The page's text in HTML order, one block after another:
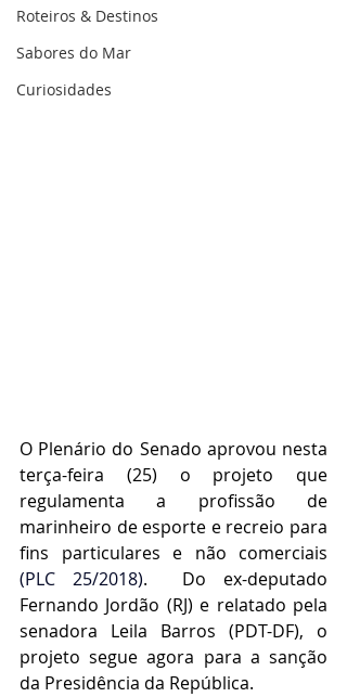
Roteiros & Destinos
Sabores do Mar
Curiosidades
O Plenário do Senado aprovou nesta
terça-feira (25) o projeto que
regulamenta a profissão de
marinheiro de esporte e recreio para
(PLC 25/2018).  Do ex-deputado
Fernando Jordão (RJ) e relatado pela
senadora Leila Barros (PDT-DF), o
projeto segue agora para a sanção
da Presidência da República.